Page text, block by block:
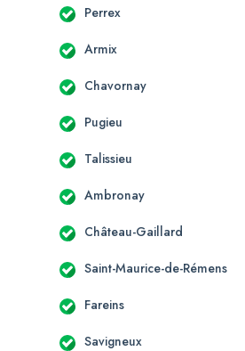
Perrex
Armix
Chavornay
Pugieu
Talissieu
Ambronay
Château-Gaillard
Saint-Maurice-de-Rémens
Fareins
Savigneux